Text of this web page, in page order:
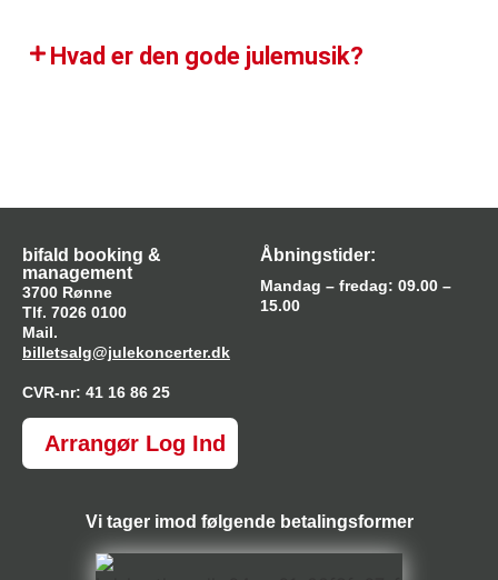
Hvad er den gode julemusik?​
bifald booking &
management
3700 Rønne
Tlf. 7026 0100
Mail.
billetsalg@julekoncerter.dk
CVR-nr: 41 16 86 25
Arrangør Log Ind
Åbningstider:
Mandag – fredag: 09.00 –
15.00
Vi tager imod følgende betalingsformer